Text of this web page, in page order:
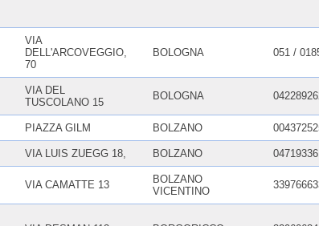
VIA
DELL'ARCOVEGGIO,
70
BOLOGNA 051 /
VIA DEL
TUSCOLANO 15
BOLOGNA
PIAZZA GILM BOLZANO
VIA LUIS ZUEGG 18, BOLZANO
VIA CAMATTE 13
BOLZANO
VICENTINO